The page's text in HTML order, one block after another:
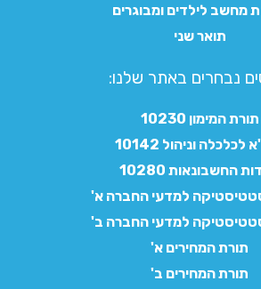
מחשב לילדים ומבוגרים
תואר שני
נבחרים באתר שלנו:​
תורת המימון 10230
לכלכלה וניהול 10142
החשבונאות 10280
למדעי החברה א'
למדעי החברה ב'
תורת המחירים א'
תורת המחירים ב'